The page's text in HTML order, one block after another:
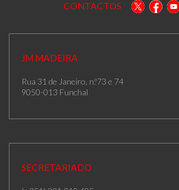
CONTACTOS
JM MADEIRA
Rua 31 de Janeiro, n.º73 e 74
9050-013 Funchal
SECRETARIADO